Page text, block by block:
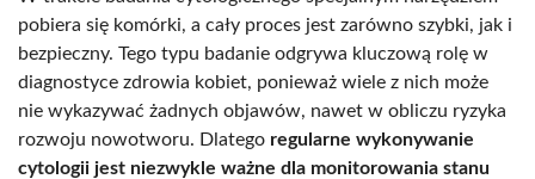
pobiera się komórki, a cały proces jest zarówno szybki, jak i
bezpieczny. Tego typu badanie odgrywa kluczową rolę w
diagnostyce zdrowia kobiet, ponieważ wiele z nich może
nie wykazywać żadnych objawów, nawet w obliczu ryzyka
rozwoju nowotworu. Dlatego regularne wykonywanie
cytologii jest niezwykle ważne dla monitorowania stanu